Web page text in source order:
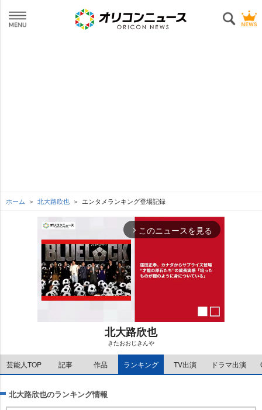
ホーム 北大路欣也 エンタメランキング登場記録
arrow_forward_ios このニュースを見る
M
u
t
北大路欣也
きたおおじきん
芸能人TOP 記事 作品 ランキング TV出演 ドラマ出演
北大路欣也のランキング情報